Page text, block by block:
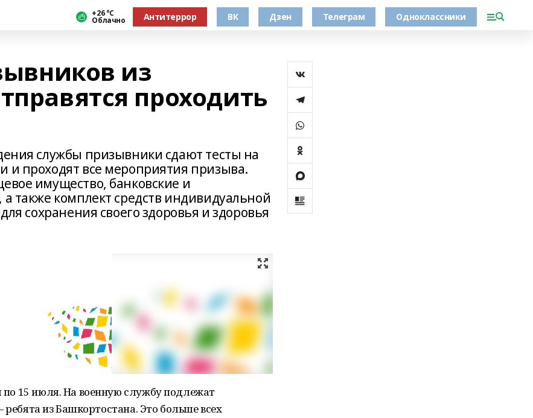
+26 °С
Облачно Антитеррор ВК Дзен Телеграм Одноклассники
из
проходить
службы призывники сдают тесты на
и проходят все мероприятия призыва.
имущество, банковские и
также комплект средств индивидуальной
сохранения своего здоровья и здоровья
по 15 июля. На военную службу подлежат
ребята из Башкортостана. Это больше всех